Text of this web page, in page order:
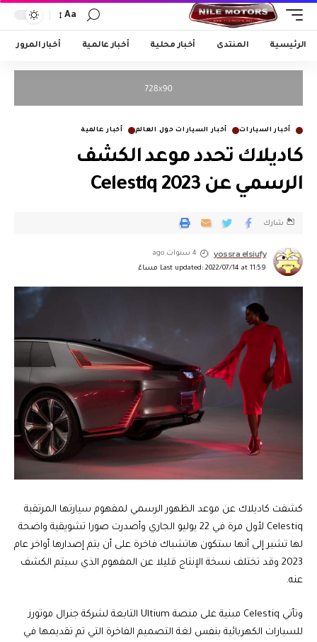
Aa
الرئيسية المنتدى أخبار محلية أخبار عالمية أخبار المرور
أخبار السيارات أخبار السيارات حول العالم أخبار عالمية
كاديلاك تحدد موعد الكشف
الرسمي عن Celestiq 2023
Last updated: 2022/07/14 at 11:59 مساءً
yossra elsiufy 4 سنوات ago
شارك
كشفت كاديلاك عن موعد الظهور الرسمي لمفهوم سيارتها المرتقبة
Celestiq لأول مرة في 22 يوليو الجاري وأصدرت صورا تشويقية واضحة
لها تشير إلى أنها ستكون هاتشباك فاخرة على أن يتم إصدارها أواخر عام
2023 وقد تختلف نسخة الإنتاج قليلا عن المفهوم الذي سيتم الكشف
عنه.
وتأتي Celestiq مبنية على منصة Ultium التابعة لشركة جنرال موتورز
للسيارات الكهربائية بنفس لغة التصميم الفاخرة التي تم تقديمها في